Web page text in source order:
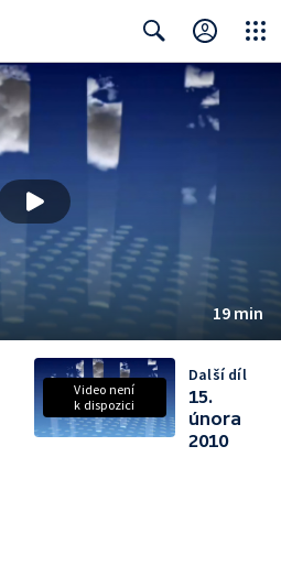
19 min
Video není
k dispozici
Další díl
15.
února
2010